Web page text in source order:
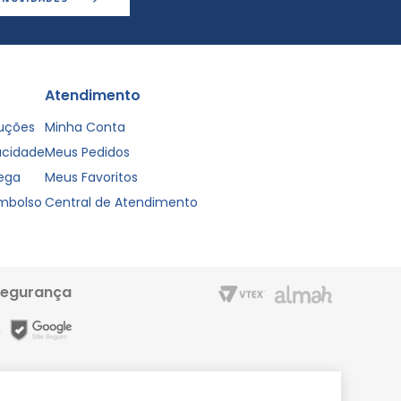
Atendimento
Minha Conta
Meus Pedidos
Meus Favoritos
Central de Atendimento